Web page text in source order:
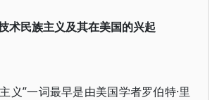
术民族主义及其在美国的兴起
义”一词最早是由美国学者罗伯特·里